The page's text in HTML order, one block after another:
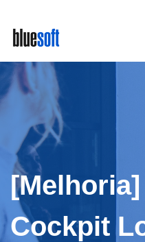
main
content
Cockpit